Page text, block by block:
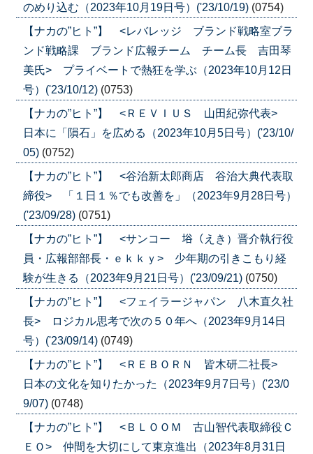
のめり込む（2023年10月19日号）('23/10/19) (0754)
【ナカの”ヒト”】 <レバレッジ ブランド戦略室ブラ
ンド戦略課 ブランド広報チーム チーム長 吉田琴
美氏> プライベートで熱狂を学ぶ（2023年10月12日
号）('23/10/12) (0753)
【ナカの”ヒト”】 <ＲＥＶＩＵＳ 山田紀弥代表>
日本に「隕石」を広める（2023年10月5日号）('23/10/
05) (0752)
【ナカの”ヒト”】 <谷治新太郎商店 谷治大典代表取
締役> 「１日１％でも改善を」（2023年9月28日号）
('23/09/28) (0751)
【ナカの”ヒト”】 <サンコー 﨏（えき）晋介執行役
員・広報部部長・ｅｋｋｙ> 少年期の引きこもり経
験が生きる（2023年9月21日号）('23/09/21) (0750)
【ナカの”ヒト”】 <フェイラージャパン 八木直久社
長> ロジカル思考で次の５０年へ（2023年9月14日
号）('23/09/14) (0749)
【ナカの”ヒト”】 <ＲＥＢＯＲＮ 皆木研二社長>
日本の文化を知りたかった（2023年9月7日号）('23/0
9/07) (0748)
【ナカの”ヒト”】 <ＢＬＯＯＭ 古山智代表取締役Ｃ
ＥＯ> 仲間を大切にして東京進出（2023年8月31日